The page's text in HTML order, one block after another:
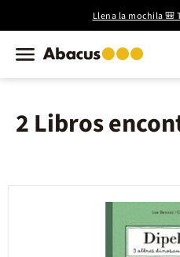
Llena la mochila 🎒
2 Libros